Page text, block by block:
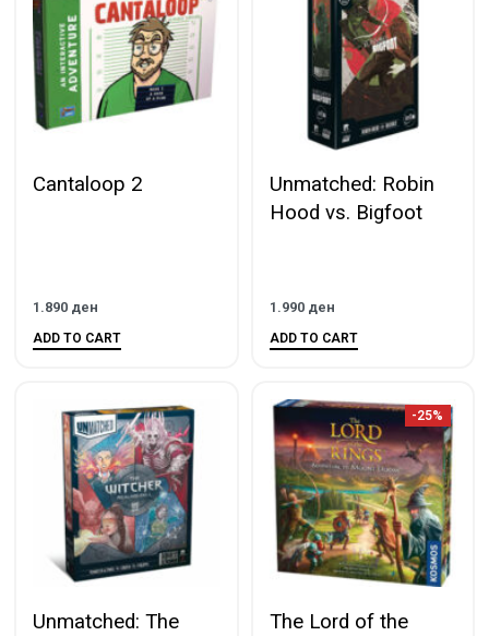
Cantaloop 2
1.890 ден
ADD TO CART
Unmatched: Robin
Hood vs. Bigfoot
1.990 ден
ADD TO CART
Unmatched: The
-25%
The Lord of the